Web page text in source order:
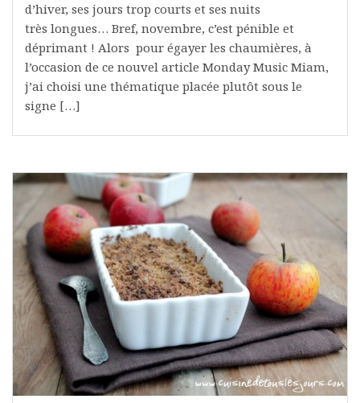
d’hiver, ses jours trop courts et ses nuits
très longues… Bref, novembre, c’est pénible et
déprimant ! Alors pour égayer les chaumières, à
l’occasion de ce nouvel article Monday Music Miam,
j’ai choisi une thématique placée plutôt sous le
signe […]